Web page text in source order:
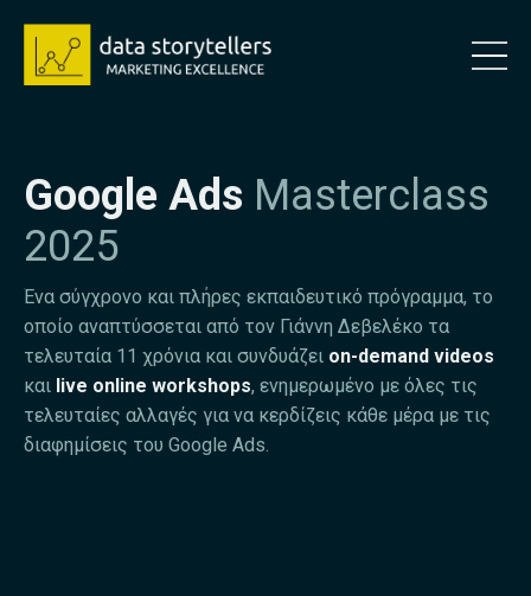
Google Ads Masterclass
2025
Ένα σύγχρονο και πλήρες εκπαιδευτικό πρόγραμμα, το
οποίο αναπτύσσεται από τον Γιάννη Δεβελέκο τα
τελευταία 11 χρόνια και συνδυάζει on-demand videos
και live online workshops, ενημερωμένο με όλες τις
τελευταίες αλλαγές για να κερδίζεις κάθε μέρα με τις
διαφημίσεις του Google Ads.